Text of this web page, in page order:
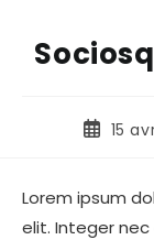
15
Lorem ipsum
elit. Integer nec